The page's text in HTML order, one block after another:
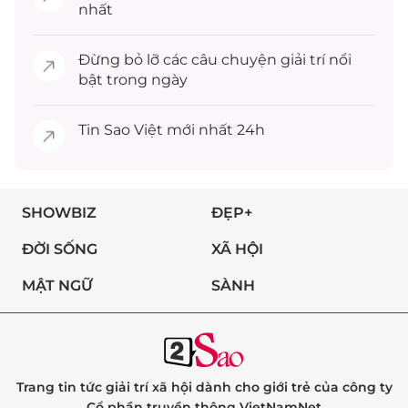
nhất
Đừng bỏ lỡ các câu chuyện giải trínổi
bật trong ngày
Tin Sao Việt mới nhất 24h
SHOWBIZ ĐẸP+
ĐỜI SỐNG XÃ HỘI
MẬT NGỮ SÀNH
Trang tin tức giải trí xã hội dành cho giới trẻ của công ty